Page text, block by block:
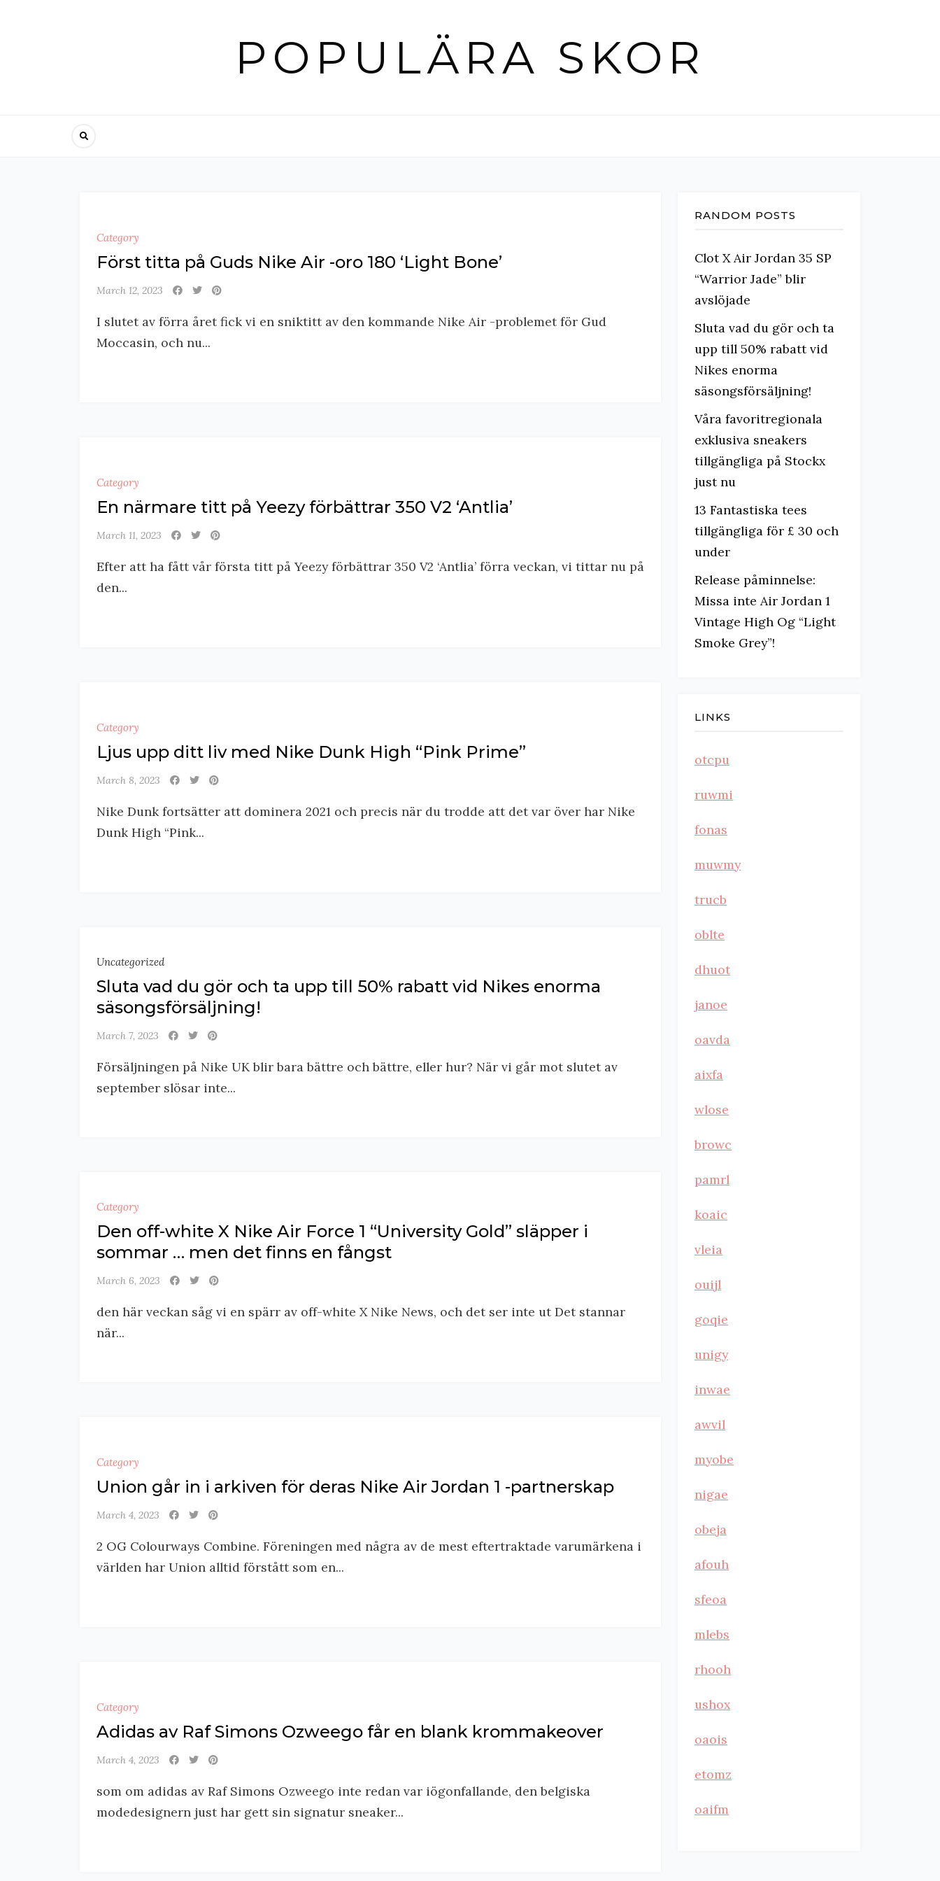
POPULÄRA SKOR
Category
Först titta på Guds Nike Air -oro 180 ‘Light Bone’
March 12, 2023
I slutet av förra året fick vi en sniktitt av den kommande Nike Air -problemet för Gud
Moccasin, och nu...
Category
En närmare titt på Yeezy förbättrar 350 V2 ‘Antlia’
March 11, 2023
Efter att ha fått vår första titt på Yeezy förbättrar 350 V2 ‘Antlia’ förra veckan, vi tittar nu på
den...
Category
Ljus upp ditt liv med Nike Dunk High “Pink Prime”
March 8, 2023
Nike Dunk fortsätter att dominera 2021 och precis när du trodde att det var över har Nike
Dunk High “Pink...
Uncategorized
Sluta vad du gör och ta upp till 50% rabatt vid Nikes enorma
säsongsförsäljning!
March 7, 2023
Försäljningen på Nike UK blir bara bättre och bättre, eller hur? När vi går mot slutet av
september slösar inte...
Category
Den off-white X Nike Air Force 1 “University Gold” släpper i
sommar … men det finns en fångst
March 6, 2023
den här veckan såg vi en spärr av off-white X Nike News, och det ser inte ut Det stannar
när...
Category
Union går in i arkiven för deras Nike Air Jordan 1 -partnerskap
March 4, 2023
2 OG Colourways Combine. Föreningen med några av de mest eftertraktade varumärkena i
världen har Union alltid förstått som en...
Category
Adidas av Raf Simons Ozweego får en blank krommakeover
March 4, 2023
som om adidas av Raf Simons Ozweego inte redan var iögonfallande, den belgiska
modedesignern just har gett sin signatur sneaker...
RANDOM POSTS
Clot X Air Jordan 35 SP
“Warrior Jade” blir
avslöjade
Sluta vad du gör och ta
upp till 50% rabatt vid
Nikes enorma
säsongsförsäljning!
Våra favoritregionala
exklusiva sneakers
tillgängliga på Stockx
just nu
13 Fantastiska tees
tillgängliga för £ 30 och
under
Release påminnelse:
Missa inte Air Jordan 1
Vintage High Og “Light
Smoke Grey”!
LINKS
otcpu
ruwmi
fonas
muwmy
trucb
oblte
dhuot
janoe
oavda
aixfa
wlose
browc
pamrl
koaic
vleia
ouijl
goqie
unigy
inwae
awvil
myobe
nigae
obeja
afouh
sfeoa
mlebs
rhooh
ushox
oaois
etomz
oaifm